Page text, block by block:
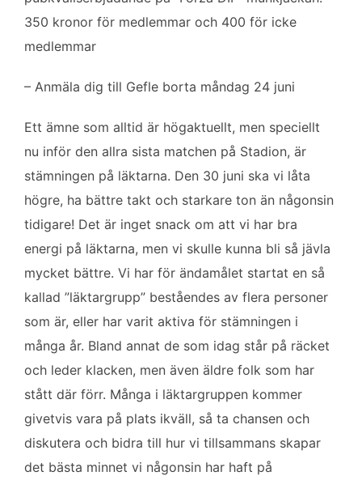
350 kronor för medlemmar och 400 för icke
medlemmar
– Anmäla dig till Gefle borta måndag 24 juni
Ett ämne som alltid är högaktuellt, men speciellt
nu inför den allra sista matchen på Stadion, är
stämningen på läktarna. Den 30 juni ska vi låta
högre, ha bättre takt och starkare ton än någonsin
tidigare! Det är inget snack om att vi har bra
energi på läktarna, men vi skulle kunna bli så jävla
mycket bättre. Vi har för ändamålet startat en så
kallad ”läktargrupp” beståendes av flera personer
som är, eller har varit aktiva för stämningen i
många år. Bland annat de som idag står på räcket
och leder klacken, men även äldre folk som har
stått där förr. Många i läktargruppen kommer
givetvis vara på plats ikväll, så ta chansen och
diskutera och bidra till hur vi tillsammans skapar
det bästa minnet vi någonsin har haft på